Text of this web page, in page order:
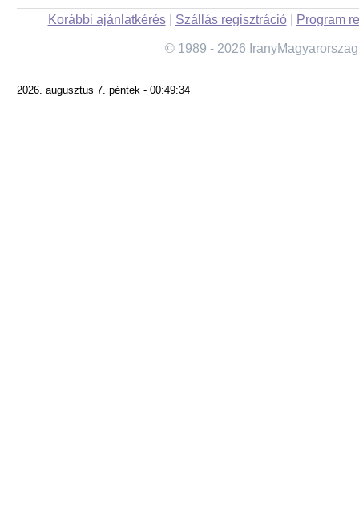
Korábbi ajánlatkérés| Szállás regisztráció| Program
© 1989 - 2026
2026. augusztus 7. péntek - 00:49:34